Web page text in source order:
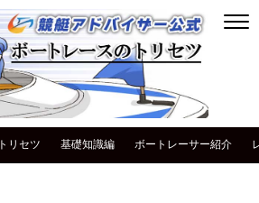
トリセツ 基礎知識編 ボートレーサー紹介